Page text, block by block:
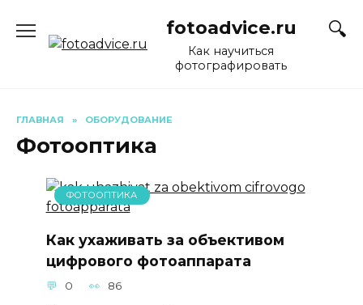
содержанию
fotoadvice.ru
Как научиться
фотографировать
ГЛАВНАЯ » ОБОРУДОВАНИЕ
Фотооптика
ФОТООПТИКА
Как ухаживать за объективом
цифрового фотоаппарата
0 86